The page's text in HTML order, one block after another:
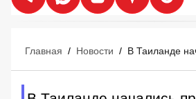
Главная / Новости /